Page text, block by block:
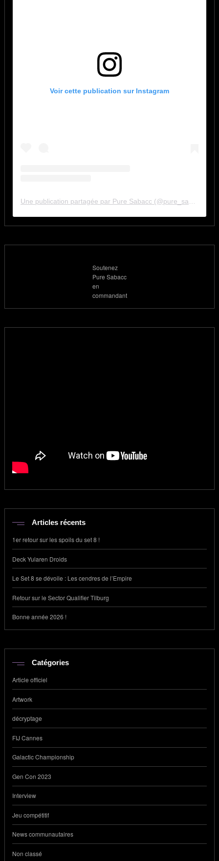
Voir cette publication sur Instagram
Soutenez
Pure Sabacc
en
commandant
Articles récents
1er retour sur les spoils du set 8 !
Deck Yularen Droids
Le Set 8 se dévoile : Les cendres de l’Empire
Retour sur le Sector Qualifier Tilburg
Bonne année 2026 !
Catégories
Article officiel
Artwork
décryptage
FIJ Cannes
Galactic Championship
Gen Con 2023
Interview
Jeu compétitif
News communautaires
Non classé